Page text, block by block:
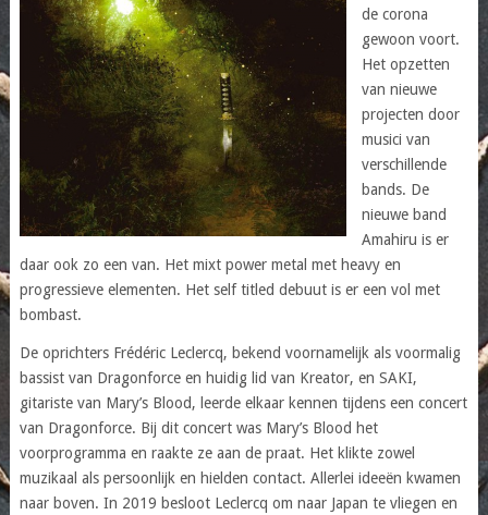
de corona
gewoon voort.
Het opzetten
van nieuwe
projecten door
musici van
verschillende
bands. De
nieuwe band
Amahiru is er
daar ook zo een van. Het mixt power metal met heavy en
progressieve elementen. Het self titled debuut is er een vol met
bombast.
De oprichters Frédéric Leclercq, bekend voornamelijk als voormalig
bassist van Dragonforce en huidig lid van Kreator, en SAKI,
gitariste van Mary’s Blood, leerde elkaar kennen tijdens een concert
van Dragonforce. Bij dit concert was Mary’s Blood het
voorprogramma en raakte ze aan de praat. Het klikte zowel
muzikaal als persoonlijk en hielden contact. Allerlei ideeën kwamen
naar boven. In 2019 besloot Leclercq om naar Japan te vliegen en